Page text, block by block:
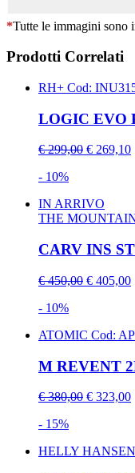
*Tutte le immagini sono
Prodotti Correlati
RH+ Cod:
LOGIC EVO
€ 299,00 € 269,10
- 10%
IN ARRIVO
THE
CARV INS
€ 450,00 € 405,00
- 10%
ATOMIC Cod:
M REVENT
€ 380,00 € 323,00
- 15%
HELLY HANSEN